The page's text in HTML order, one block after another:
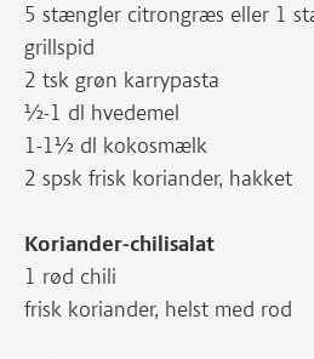
5 stængler citrongræs eller 1
grillspid
2 tsk grøn karrypasta
½-1 dl hvedemel
1-1½ dl kokosmælk
2 spsk frisk koriander, hakket
Koriander-chilisalat
1 rød chili
frisk koriander, helst med rod